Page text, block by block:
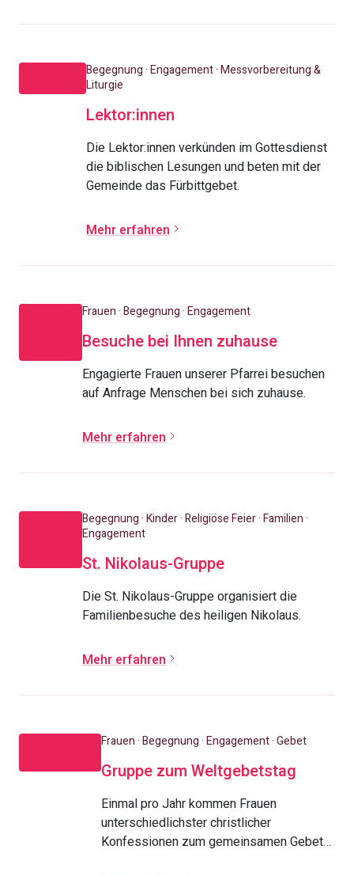
Begegnung · Engagement · Messvorbereitung &
Liturgie
Lektor:innen
Die Lektor:innen verkünden im Gottesdienst
die biblischen Lesungen und beten mit der
Gemeinde das Fürbittgebet.
Mehr erfahren
Frauen · Begegnung · Engagement
Besuche bei Ihnen zuhause
Engagierte Frauen unserer Pfarrei besuchen
auf Anfrage Menschen bei sich zuhause.
Mehr erfahren
Begegnung · Kinder · Religiöse Feier · Familien ·
Engagement
St. Nikolaus-Gruppe
Die St. Nikolaus-Gruppe organisiert die
Familienbesuche des heiligen Nikolaus.
Mehr erfahren
Frauen · Begegnung · Engagement · Gebet
Gruppe zum Weltgebetstag
Einmal pro Jahr kommen Frauen
unterschiedlichster christlicher
Konfessionen zum gemeinsamen Gebet